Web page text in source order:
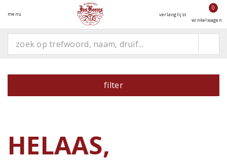
menu verlanglijst
0
winkelwagen
filter
HELAAS,